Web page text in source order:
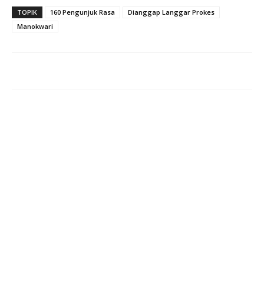
TOPIK 160 Pengunjuk Rasa
Dianggap Langgar Prokes
Manokwari